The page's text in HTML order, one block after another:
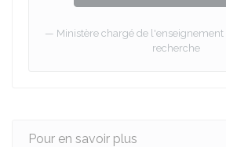
Ministère chargé de l'enseignement
recherche
Pour en savoir plus